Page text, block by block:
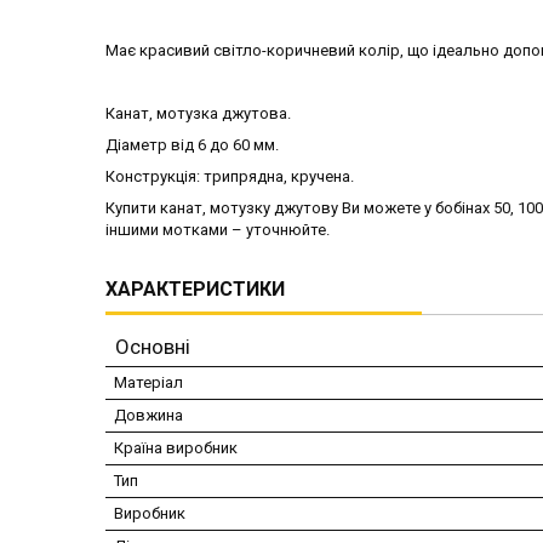
Має красивий світло-коричневий колір, що ідеально
Канат, мотузка джутова.
Діаметр від 6 до 60 мм.
Конструкція: трипрядна, кручена.
Купити канат, мотузку джутову Ви можете у бобінах 50,
іншими мотками – уточнюйте.
ХАРАКТЕРИСТИКИ
Основні
Матеріал
Довжина
Країна виробник
Тип
Виробник